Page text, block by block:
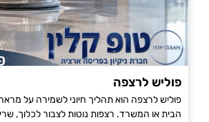
פוליש לרצפה
פוליש לרצפה הוא תהליך חיוני לשמירה על
הבית או המשרד. רצפות נוטות לצבור לכלוך,